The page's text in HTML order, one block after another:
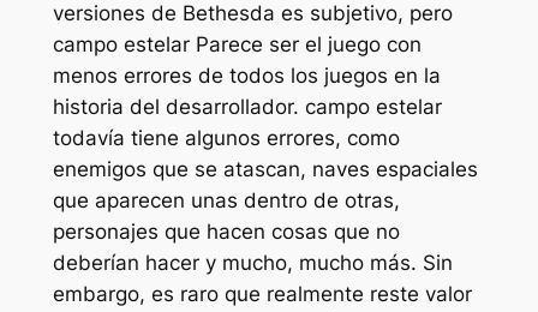
versiones de Bethesda es subjetivo, pero
campo estelarParece ser el juego con
menos errores de todos los juegos en la
historia del desarrollador. campo estelar
todavía tiene algunos errores, como
enemigos que se atascan, naves espaciales
que aparecen unas dentro de otras,
personajes que hacen cosas que no
deberían hacer y mucho, mucho más. Sin
embargo, es raro que realmente reste valor